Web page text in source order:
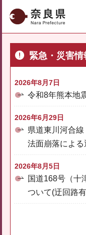
奈良県
緊急・災害情
2026年8月7日
令和8年熊本地
2026年6月29日
県道東川河合
法面崩落によ
2026年8月5日
国道168号（十
ついて(迂回路